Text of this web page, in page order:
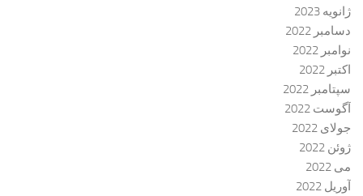
ژانویه 2023
دسامبر 2022
نوامبر 2022
اکتبر 2022
سپتامبر 2022
آگوست 2022
جولای 2022
ژوئن 2022
می 2022
آوریل 2022